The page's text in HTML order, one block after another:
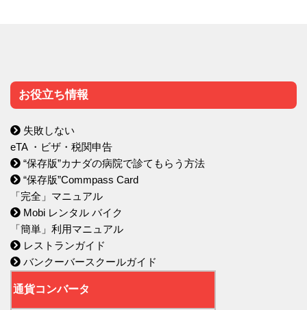
お役立ち情報
失敗しない
eTA ・ビザ・税関申告
“保存版”カナダの病院で診てもらう方法
“保存版”Commpass Card
「完全」マニュアル
Mobi レンタル バイク
「簡単」利用マニュアル
レストランガイド
バンクーバースクールガイド